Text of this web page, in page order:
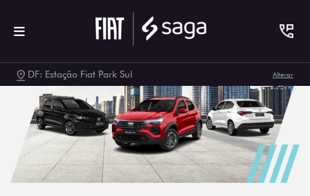
DF: Estação Fiat Park Sul Alterar